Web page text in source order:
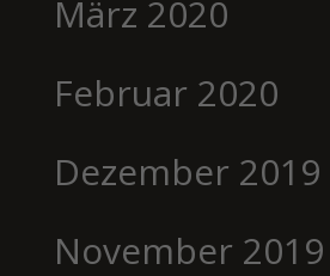
März 2020
Februar 2020
Dezember 2019
November 2019